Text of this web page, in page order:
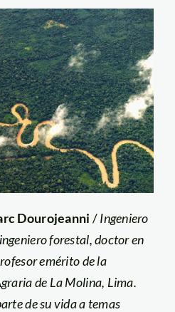
Dourojeanni /Ingeniero
forestal, doctor en
emérito de la
de La Molina, Lima.
de su vida a temas